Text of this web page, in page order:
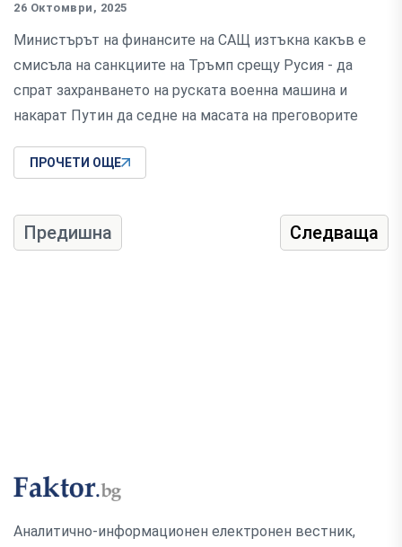
26 Октомври, 2025
Министърът на финансите на САЩ изтъкна какъв е
смисъла на санкциите на Тръмп срещу Русия - да
спрат захранването на руската военна машина и
накарат Путин да седне на масата на преговорите
ПРОЧЕТИ ОЩЕ
Предишна Следваща
Аналитично-информационен електронен вестник,